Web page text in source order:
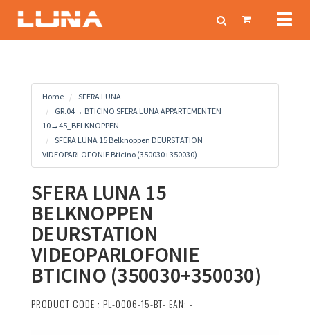
Home
SFERA LUNA
GR.04→ BTICINO SFERA LUNA APPARTEMENTEN
10→45_BELKNOPPEN
SFERA LUNA 15 Belknoppen DEURSTATION
VIDEOPARLOFONIE Bticino (350030+350030)
SFERA LUNA 15
BELKNOPPEN
DEURSTATION
VIDEOPARLOFONIE
BTICINO (350030+350030)
PRODUCT CODE : PL-0006-15-BT- EAN: -